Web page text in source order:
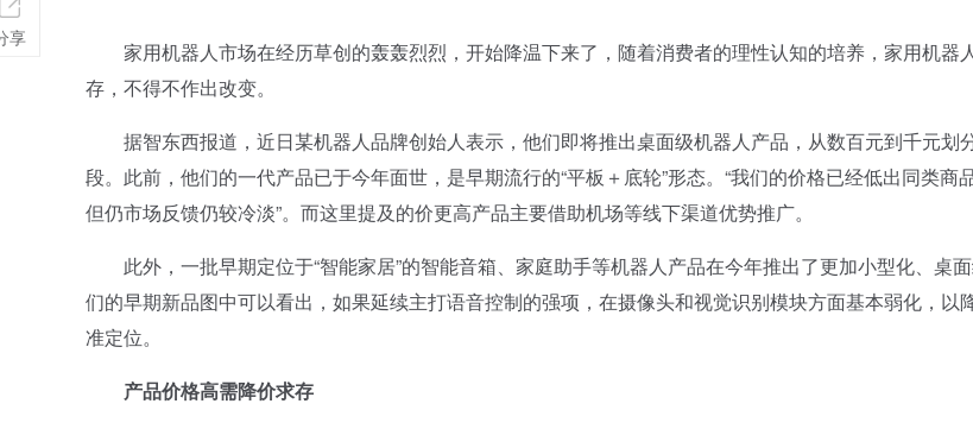
家用机器人市场在经历草创的轰轰烈烈，开始降温下来了，随着消费者的理性认知的培养，家用机器
存，不得不作出改变。
据智东西报道，近日某机器人品牌创始人表示，他们即将推出桌面级机器人产品，从数百元到千元划
段。此前，他们的一代产品已于今年面世，是早期流行的“平板＋底轮”形态。“我们的价格已经低出同类商
但仍市场反馈仍较冷淡”。而这里提及的价更高产品主要借助机场等线下渠道优势推广。
此外，一批早期定位于“智能家居”的智能音箱、家庭助手等机器人产品在今年推出了更加小型化、桌
们的早期新品图中可以看出，如果延续主打语音控制的强项，在摄像头和视觉识别模块方面基本弱化，以
准定位。
产品价格高需降价求存
享